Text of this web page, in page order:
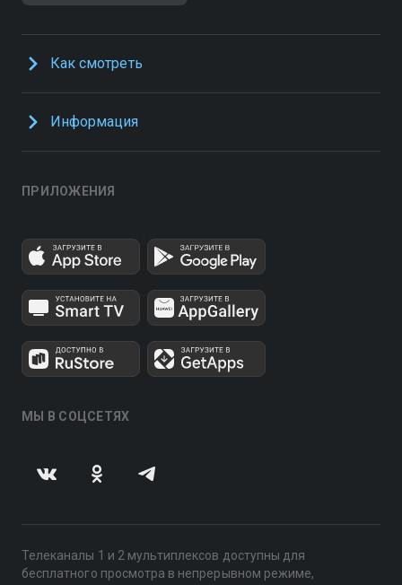
Как смотреть
Информация
ПРИЛОЖЕНИЯ
МЫ В СОЦСЕТЯХ
Телеканалы 1 и 2 мультиплексов доступны для
бесплатного просмотра в непрерывном режиме,